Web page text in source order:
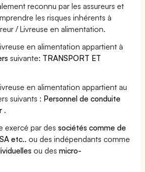
reconnu par les assureurs et
les risques inhérents à
/ Livreuse en alimentation.
en alimentation appartient à
suivante: TRANSPORT ET
en alimentation appartient au
suivants : Personnel de conduite
.
exercé par dessociétés comme de
etc.. ou des indépendants comme
ou desmicro-